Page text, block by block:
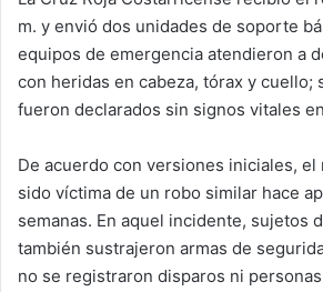
m. y envió dos unidades de soporte
equipos de emergencia atendieron a
con heridas en cabeza, tórax y cuello;
fueron declarados sin signos vitales
De acuerdo con versiones iniciales, el
sido víctima de un robo similar hace
semanas. En aquel incidente, sujetos
también sustrajeron armas de
no se registraron disparos ni